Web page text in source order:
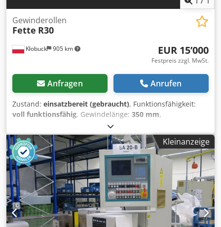
Kłobuck 905 km
Gewinderollen
Fette R30
EUR 15’000
Festpreis zzgl. MwSt.
Anfragen Anrufen
Zustand: einsatzbereit (gebraucht), Funktionsfähigkeit:
voll funktionsfähig, Gewindelänge: 350 mm,
Werkstückdurchmesser (max.):
Gewinderollingmaschine, Typ: R30, ohne Kopf
Gewinderollingköpfe von M6 bis M30 – M42* können
verwendet werden. Der Gewinderollingbereich ist
abhängig vom verwendeten Kopf. Dwedpezmpbuofx Akvoa
Maximale Gewindesteigung: 360 mm 6 Spindeldrehzahlen:
500–4800 U/min Hydraulischer Schraubstock
Automatischer Betrieb möglich. Gewicht ca.: 850 + 150 kg
Kleinanzeige